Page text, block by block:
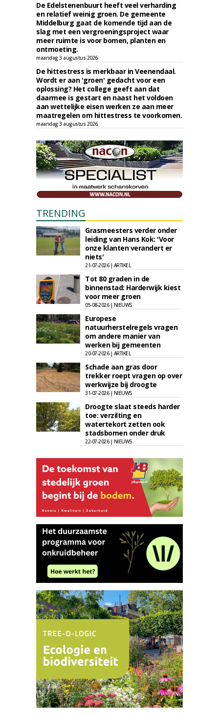
De Edelstenenbuurt heeft veel verharding
en relatief weinig groen. De gemeente
Middelburg gaat de komende tijd aan de
slag met een vergroeningsproject waar
meer ruimte is voor bomen, planten en
ontmoeting.
maandag 3 augustus 2026
De hittestress is merkbaar in Veenendaal.
Wordt er aan 'groen' gedacht voor een
oplossing? Het college geeft aan dat
daarmee is gestart en naast het voldoen
aan wettelijke eisen werken ze aan meer
maatregelen om hittestress te voorkomen.
maandag 3 augustus 2026
TRENDING
Grasmeesters verder onder
leiding van Hans Kok: 'Voor
onze klanten verandert er
niets'
21-07-2026 | ARTIKEL
Tot 80 graden in de
binnenstad: Harderwijk kiest
voor meer groen
05-08-2026 | NIEUWS
Europese
natuurherstelregels vragen
om andere manier van
werken bij gemeenten
20-07-2026 | ARTIKEL
Schade aan gras door
trekker roept vragen op over
werkwijze bij droogte
31-07-2026 | NIEUWS
Droogte slaat steeds harder
toe: verzilting en
watertekort zetten ook
stadsbomen onder druk
22-07-2026 | NIEUWS